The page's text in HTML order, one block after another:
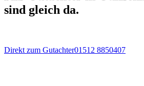
sind gleich da.
Direkt zum Gutachter01512 8850407